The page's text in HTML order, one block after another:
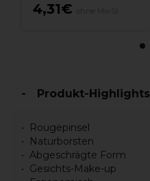
4,31€
Produkt-Highlights
Rougepinsel
Naturborsten
Abgeschrägte Form
Gesichts-Make-up